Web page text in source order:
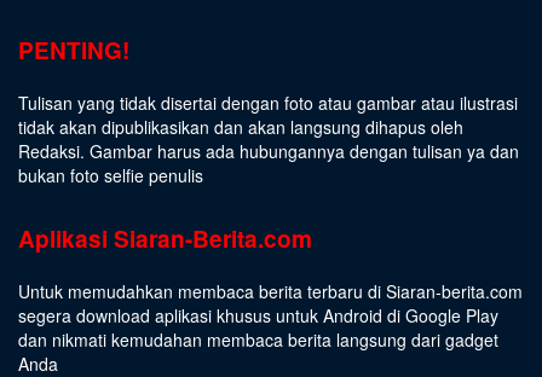
PENTING!
Tulisan yang tidak disertai dengan foto atau gambar atau ilustrasi
tidak akan dipublikasikan dan akan langsung dihapus oleh
Redaksi. Gambar harus ada hubungannya dengan tulisan ya dan
bukan foto selfie penulis
Aplikasi Siaran-Berita.com
Untuk memudahkan membaca berita terbaru di Siaran-berita.com
segera download aplikasi khusus untuk Android di Google Play
dan nikmati kemudahan membaca berita langsung dari gadget
Anda